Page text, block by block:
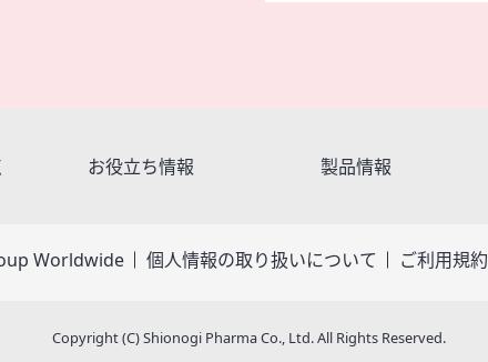
お役立ち情報 製品情報
Worldwide 個人情報の取り扱いについて ご利用規約
Copyright (C) Shionogi Pharma Co., Ltd. All Rights Reserved.